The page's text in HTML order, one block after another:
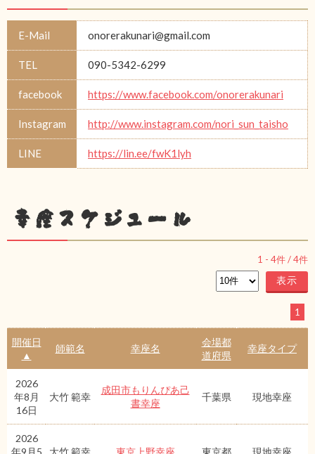
E-Mail onorerakunari@gmail.com
TEL 090-5342-6299
facebook https://www.facebook.com/onorerakunari
Instagram http://www.instagram.com/nori_sun_taisho
LINE https://lin.ee/fwK1lyh
幸座スケジュール
1 - 4件 /4件
1
開催日
▲
師範名 幸座名
会場都
道府県
幸座タイプ
2026
年8月
16日
大竹 範幸
成田市もりんぴあ己
書幸座
千葉県 現地幸座
2026